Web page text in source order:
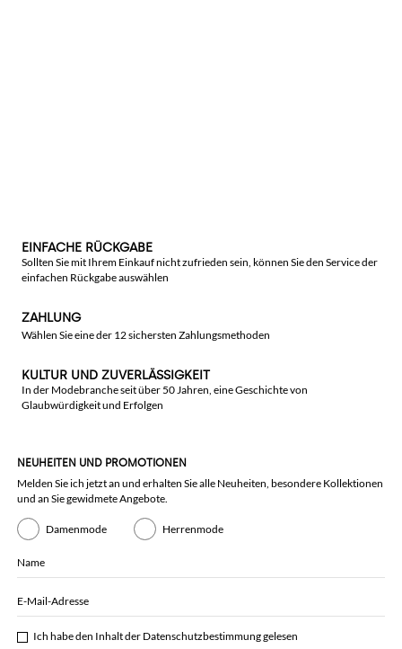
EINFACHE RÜCKGABE
Sollten Sie mit Ihrem Einkauf nicht zufrieden sein, können Sie den Service der
einfachen Rückgabe auswählen
ZAHLUNG
Wählen Sie eine der 12 sichersten Zahlungsmethoden
KULTUR UND ZUVERLÄSSIGKEIT
In der Modebranche seit über 50 Jahren, eine Geschichte von
Glaubwürdigkeit und Erfolgen
NEUHEITEN UND PROMOTIONEN
Melden Sie ich jetzt an und erhalten Sie alle Neuheiten, besondere Kollektionen
und an Sie gewidmete Angebote.
Damenmode Herrenmode
Name
E-Mail-Adresse
Ich habe den Inhalt der Datenschutzbestimmunggelesen